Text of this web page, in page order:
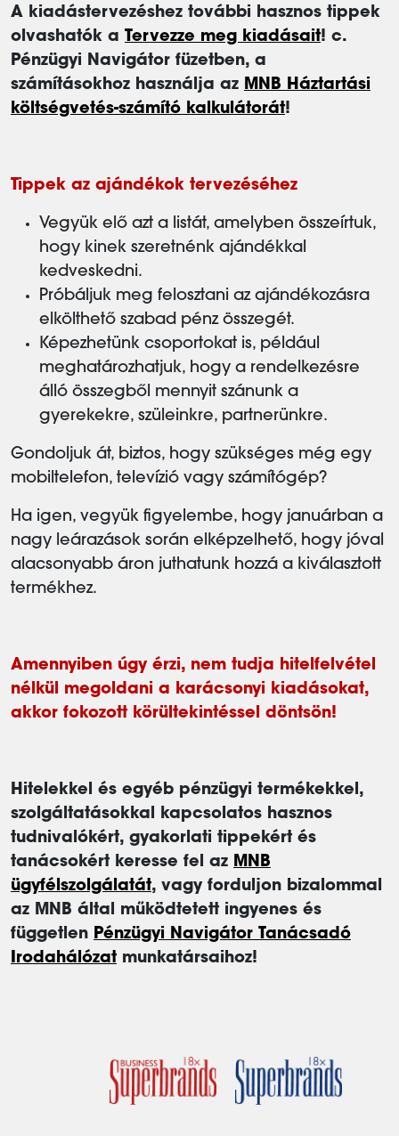
A kiadástervezéshez további hasznos tippek
olvashatók a
Tervezze meg kiadásait! c.
Pénzügyi Navigátor füzetben, a
számításokhoz használja az MNB Háztartási
költségvetés-számító kalkulátorát!
Tippek az ajándékok tervezéséhez
Vegyük elő azt a listát, amelyben összeírtuk,
hogy kinek szeretnénk ajándékkal
kedveskedni.
Próbáljuk meg felosztani az ajándékozásra
elkölthető szabad pénz összegét.
Képezhetünk csoportokat is, például
meghatározhatjuk, hogy a rendelkezésre
álló összegből mennyit szánunk a
gyerekekre, szüleinkre, partnerünkre.
Gondoljuk át, biztos, hogy szükséges még egy
mobiltelefon, televízió vagy számítógép?
Ha igen, vegyük figyelembe, hogy januárban a
nagy leárazások során elképzelhető, hogy jóval
alacsonyabb áron juthatunk hozzá a kiválasztott
termékhez.
Amennyiben úgy érzi, nem tudja hitelfelvétel
nélkül megoldani a karácsonyi kiadásokat,
akkor fokozott körültekintéssel döntsön!
Hitelekkel és egyéb pénzügyi termékekkel,
szolgáltatásokkal kapcsolatos hasznos
tudnivalókért, gyakorlati tippekért és
tanácsokért keresse fel az MNB
ügyfélszolgálatát, vagy forduljon bizalommal
az MNB által működtetett ingyenes és
független Pénzügyi Navigátor Tanácsadó
Irodahálózat munkatársaihoz!